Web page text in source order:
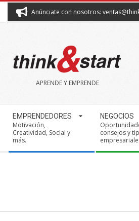
Anúnciate con nosotros:
APRENDE Y EMPRENDE
Navigation
Menu
EMPRENDEDORES
Motivación,
Creatividad, Social y
más.
NEGOCIOS
consejos y